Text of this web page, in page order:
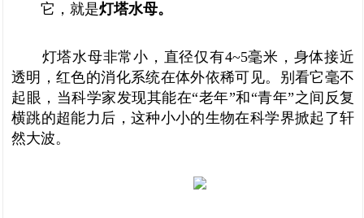
它，就是灯塔水母。
灯塔水母非常小，直径仅有4~5毫米，身体接近
透明，红色的消化系统在体外依稀可见。别看它毫不
起眼，当科学家发现其能在“老年”和“青年”之间反复
横跳的超能力后，这种小小的生物在科学界掀起了轩
然大波。